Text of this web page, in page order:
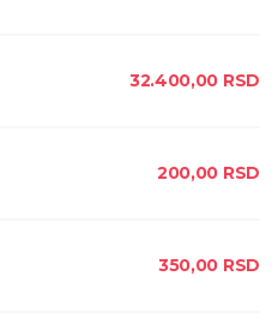
32.400,00 RSD
200,00 RSD
350,00 RSD